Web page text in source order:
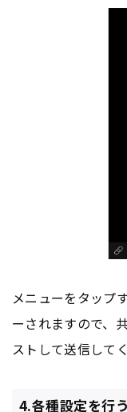
メニューをタップ
ーされますので、
ストして送信して
4.各種設定を行う